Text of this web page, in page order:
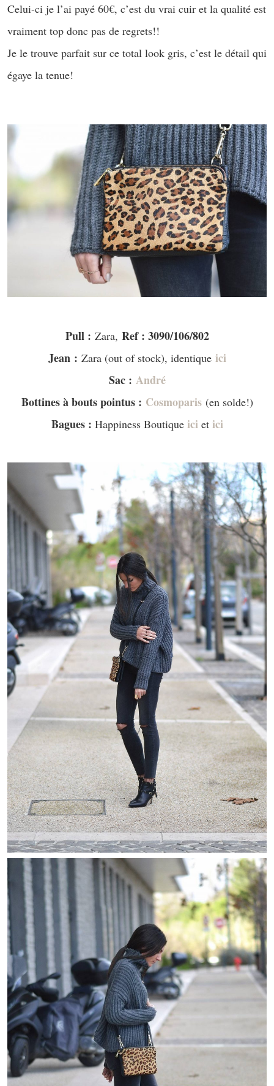
Celui-ci je l’ai payé 60€, c’est du vrai cuir et la qualité est
vraiment top donc pas de regrets!!
Je le trouve parfait sur ce total look gris, c’est le détail qui
égaye la tenue!
Pull : Zara, Ref : 3090/106/802
Jean: Zara (out of stock), identique ici
Sac : André
Bottines à bouts pointus : Cosmoparis (en solde!)
Bagues : Happiness Boutique ici et ici